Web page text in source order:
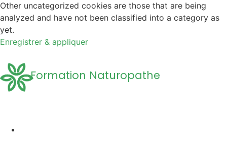
Other uncategorized cookies are those that are being
analyzed and have not been classified into a category as
yet.
Enregistrer & appliquer
Formation Naturopathe